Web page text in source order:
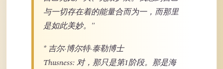
与一切存在着的能量合而为一，而那里
是如此美妙。"
* 吉尔·博尔特·泰勒博士
Thusness: 对，那只是第1阶段。那是海